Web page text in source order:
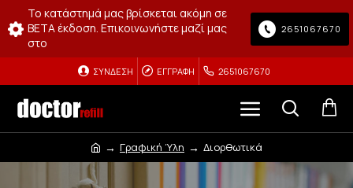
Το κατάστημά μας βρίσκεται ακόμη σε
BETA έκδοση. Επικοινωνήστε μαζί μας
στο
2651067670
ΣΎΝΔΕΣΗ ΕΓΓΡΑΦΉ 2651067670
Γραφική Ύλη Διορθωτικά